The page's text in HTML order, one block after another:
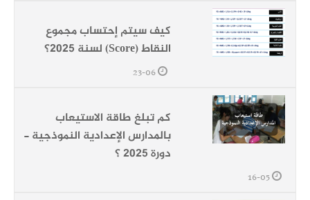
كيف سيتم إحتساب مجموع
النقاط (Score) لسنة 2025؟
كم تبلغ طاقة الاستيعاب
بالمدارس الإعدادية النموذجية -
دورة 2025 ؟